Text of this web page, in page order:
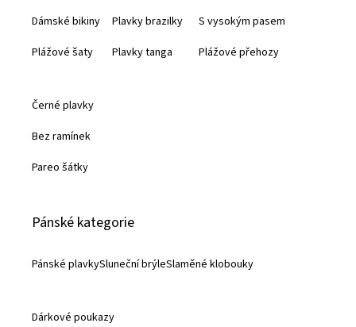
Dámské bikiny
Plážové šaty
Plavky brazilky
Plavky tanga
S vysokým pasem
Plážové přehozy
Černé plavky
Bez ramínek
Pareo šátky
Pánské kategorie
Pánské plavkySluneční brýleSlaměné klobouky
Dárkové poukazy